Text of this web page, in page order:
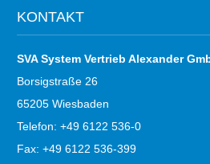
KONTAKT
SVA System Vertrieb Alexander
Borsigstraße 26
65205 Wiesbaden
Telefon: +49 6122 536-0
Fax: +49 6122 536-399